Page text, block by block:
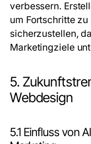
verbessern.
um Fortschritte zu
sicherzustellen,
Marketingziele
5.
Webdesign
5.1 Einfluss von